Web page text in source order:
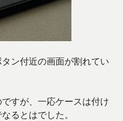
ン付近の画面が割れてい
すが、一応ケースは付け
るとはでした。